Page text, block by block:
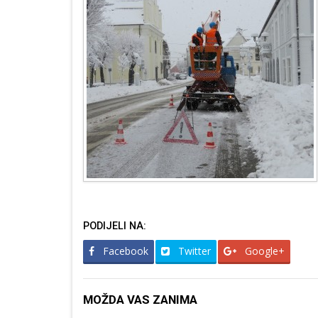
PODIJELI NA:
Facebook Twitter Google+
MOŽDA VAS ZANIMA